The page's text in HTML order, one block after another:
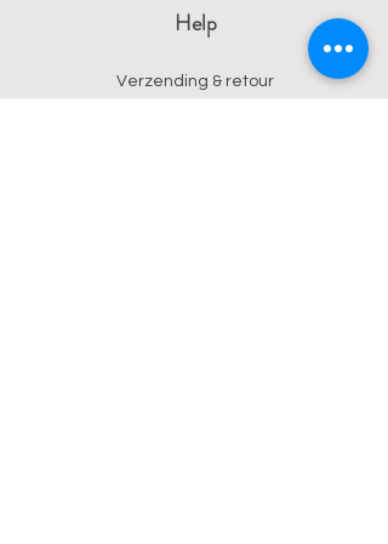
Help
Verzending & retour